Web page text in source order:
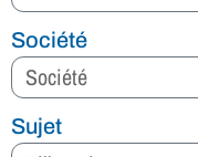
Société
Sujet